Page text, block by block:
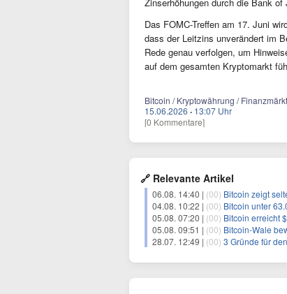
Das FOMC-Treffen am 17. Juni
dass der Leitzins unverändert im
Rede genau verfolgen, um
auf dem gesamten Kryptomarkt
Bitcoin / Kryptowährung /
15.06.2026 · 13:07 Uhr
[0 Kommentare]
🔗 Relevante Artikel
06.08. 14:40 | (00) Bitcoin zeigt
04.08. 10:22 | (00) Bitcoin unter
05.08. 07:20 | (00) Bitcoin erreicht
05.08. 09:51 | (00) Bitcoin-Wale
28.07. 12:49 | (00) 3 Gründe für